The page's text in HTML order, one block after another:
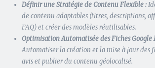
Définir une Stratégie de Contenu Flexible :
de contenu adaptables (titres, descriptions,
FAQ) et créer des modèles réutilisables.
Optimisation Automatisée des Fiches Google
Automatiser la création et la mise à jour des
avis et publier du contenu géolocalisé.